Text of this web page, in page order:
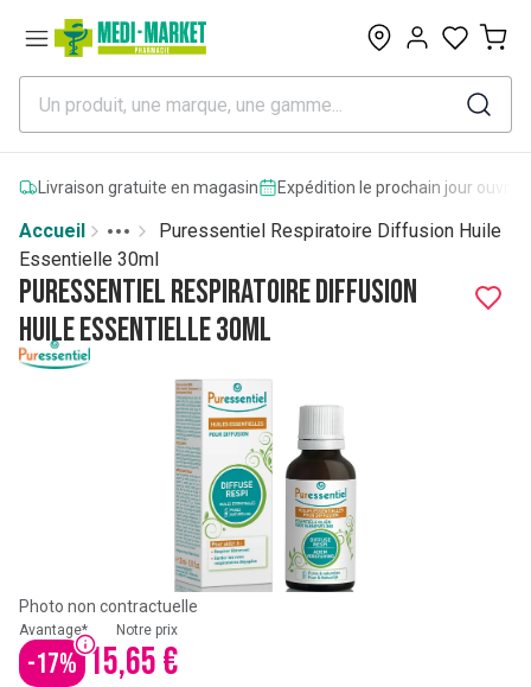
0
Livraison gratuite en magasin Expédition le prochain jour
Accueil
More
Toggle menu
Puressentiel Respiratoire Diffusion Huile
Essentielle 30ml
Puressentiel Respiratoire Diffusion
Huile Essentielle 30ml
Photo non contractuelle
Avantage*
-17%
Notre prix
15,65 €